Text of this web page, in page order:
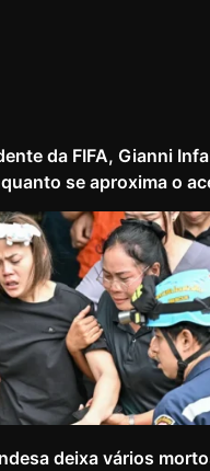
da FIFA, Gianni
se aproxima o
deixa vários